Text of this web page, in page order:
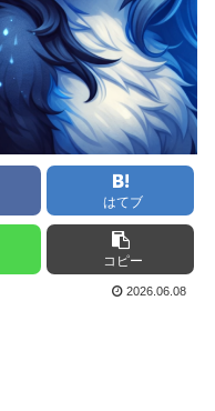
はてブ
コピー
2026.06.08